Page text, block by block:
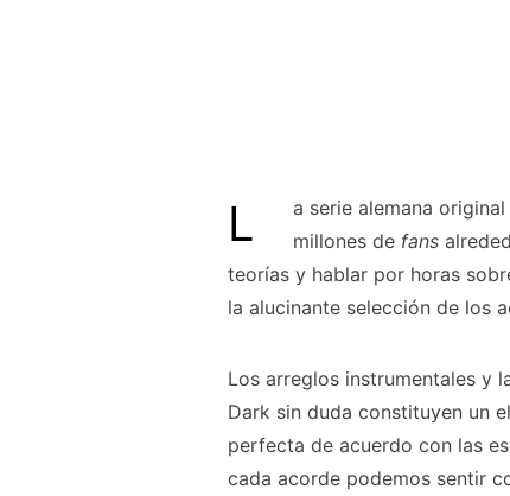
La serie alemana original de Netflix ha sido aclamada tanto por la crítica como por millones de fans
teorías y hablar por horas
la alucinante selección de los
Los arreglos instrumentales y
Dark sin duda constituyen un
perfecta de acuerdo con las
cada acorde podemos sentir